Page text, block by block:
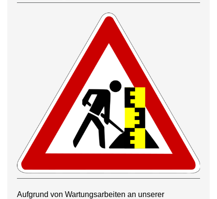
Aufgrund von Wartungsarbeiten an unserer